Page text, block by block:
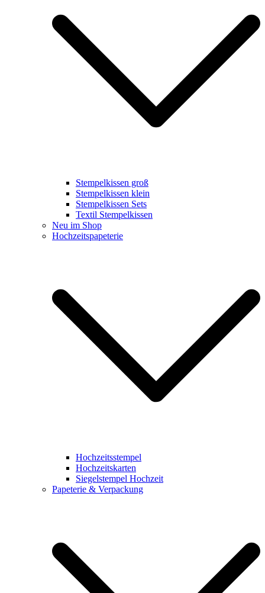
Stempelkissen groß
Stempelkissen klein
Stempelkissen Sets
Textil Stempelkissen
Neu im Shop
Hochzeitspapeterie
Hochzeitsstempel
Hochzeitskarten
Siegelstempel Hochzeit
Papeterie & Verpackung